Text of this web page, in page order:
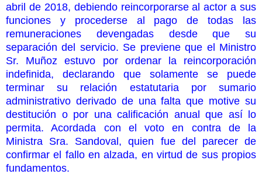
abril de 2018, debiendo reincorporarse al actor a sus
funciones y procederse al pago de todas las
remuneraciones devengadas desde que su
separación del servicio. Se previene que el Ministro
Sr. Muñoz estuvo por ordenar la reincorporación
indefinida, declarando que solamente se puede
terminar su relación estatutaria por sumario
administrativo derivado de una falta que motive su
destitución o por una calificación anual que así lo
permita. Acordada con el voto en contra de la
Ministra Sra. Sandoval, quien fue del parecer de
confirmar el fallo en alzada, en virtud de sus propios
fundamentos.